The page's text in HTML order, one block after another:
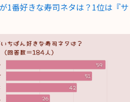
1番好きな寿司ネタは？1位は『サ